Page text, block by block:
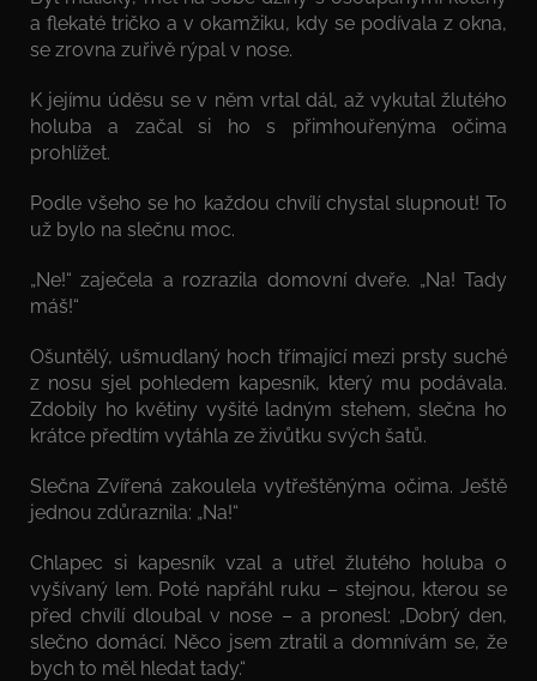
a flekaté tričko a v okamžiku, kdy se podívala z okna,
se zrovna zuřivě rýpal v nose.
K jejímu úděsu se v něm vrtal dál, až vykutal žlutého
holuba a začal si ho s přimhouřenýma očima
prohlížet.
Podle všeho se ho každou chvílí chystal slupnout! To
už bylo na slečnu moc.
„Ne!“ zaječela a rozrazila domovní dveře. „Na! Tady
máš!“
Ošuntělý, ušmudlaný hoch třímající mezi prsty suché
z nosu sjel pohledem kapesník, který mu podávala.
Zdobily ho květiny vyšité ladným stehem, slečna ho
krátce předtím vytáhla ze živůtku svých šatů.
Slečna Zvířená zakoulela vytřeštěnýma očima. Ještě
jednou zdůraznila: „Na!“
Chlapec si kapesník vzal a utřel žlutého holuba o
vyšívaný lem. Poté napřáhl ruku – stejnou, kterou se
před chvílí dloubal v nose – a pronesl: „Dobrý den,
slečno domácí. Něco jsem ztratil a domnívám se, že
bych to měl hledat tady.“